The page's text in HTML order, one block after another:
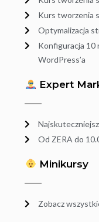
Kurs tworzenia
Optymalizacja
Konfiguracja 10
WordPress’a
Expert
Od ZERA do
Minikursy
Zobacz